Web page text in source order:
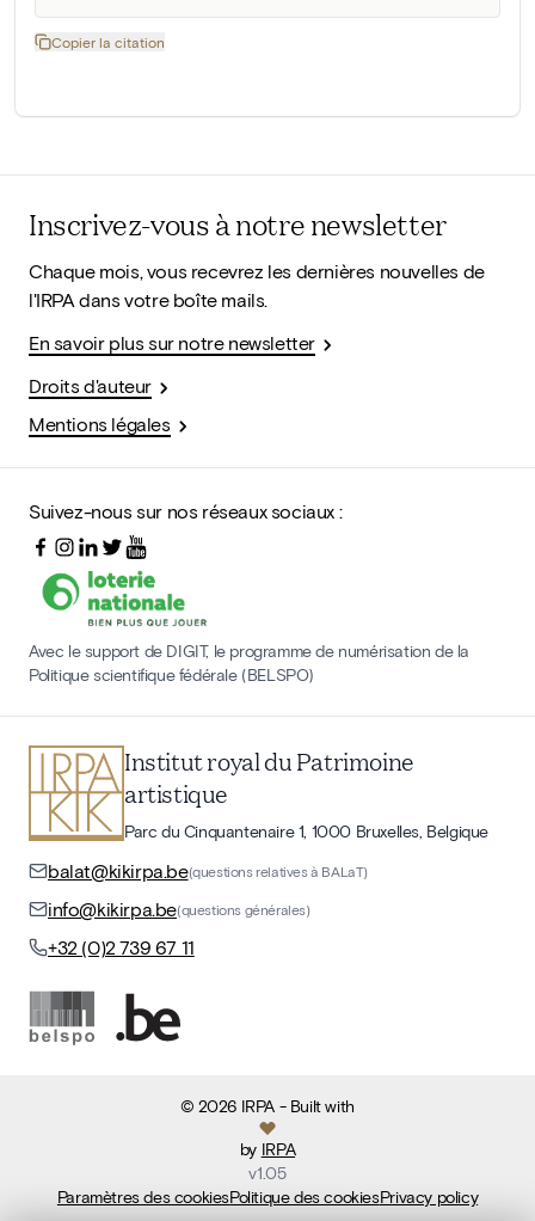
Copier la citation
Inscrivez-vous à notre newsletter
Chaque mois, vous recevrez les dernières nouvelles de
l'IRPA dans votre boîte mails.
En savoir plus sur notre newsletter
Droits d'auteur
Mentions légales
Suivez-nous sur nos réseaux sociaux :
Avec le support de DIGIT, le programme de numérisation de la
Politique scientifique fédérale (BELSPO)
Institut royal du Patrimoine
artistique
Parc du Cinquantenaire 1, 1000 Bruxelles, Belgique
balat@kikirpa.be(questions relatives à BALaT)
info@kikirpa.be(questions générales)
+32 (0)2 739 67 11
©2026 IRPA- Built with
by IRPA
v1.05
Paramètres des cookiesPolitique des cookiesPrivacy policy